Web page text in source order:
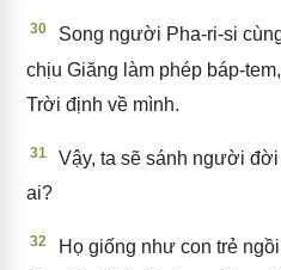
30
Song người Pha-ri-si
chịu Giăng làm phép báp-
Trời định về mình.
31
Vậy, ta sẽ sánh người
ai?
32
Họ giống như con trẻ